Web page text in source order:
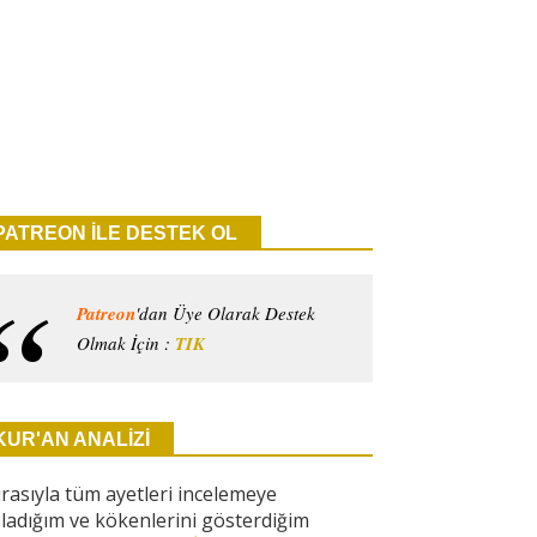
İLE DESTEK OL
Patreon'dan Üye Olarak Destek
Olmak İçin : TIK
ANALİZİ
tüm ayetleri incelemeye
ve kökenlerini gösterdiğim